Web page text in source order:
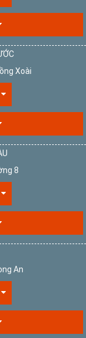
Xoài
8
An